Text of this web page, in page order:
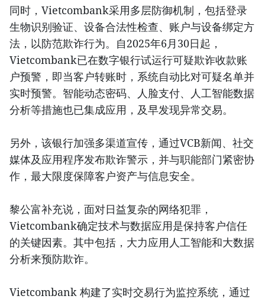
同时，Vietcombank采用多层防御机制，包括登录
生物识别验证、设备合法性检查、账户与设备绑定方
法，以防范欺诈行为。自2025年6月30日起，
Vietcombank已在数字银行试运行可疑欺诈收款账
户预警，即当客户转账时，系统自动比对可疑名单并
实时预警。智能动态密码、人脸支付、人工智能数据
分析等措施也已集成应用，及早发现异常交易。
另外，该银行加强多渠道宣传，通过VCB新闻、社交
媒体及应用程序发布欺诈警示，并与职能部门紧密协
作，最大限度保障客户资产与信息安全。
黎公富补充说，面对日益复杂的网络犯罪，
Vietcombank确定技术与数据应用是保持客户信任
的关键因素。其中包括，大力应用人工智能和大数据
分析来预防欺诈。
Vietcombank 构建了实时交易行为监控系统，通过